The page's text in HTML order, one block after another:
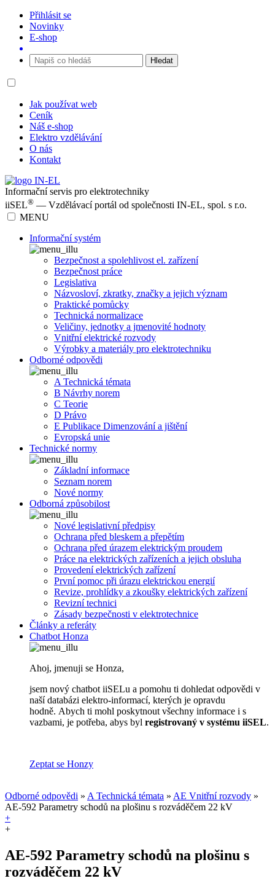
Přihlásit se
Novinky
E-shop
Jak používat web
Ceník
Náš e-shop
Elektro vzdělávání
O nás
Kontakt
Informační servis pro elektrotechniky
iiSEL® — Vzdělávací portál od společnosti IN-EL, spol. s r.o.
MENU
Informační systém
Bezpečnost a spolehlivost el. zařízení
Bezpečnost práce
Legislativa
Názvosloví, zkratky, značky a jejich význam
Praktické pomůcky
Technická normalizace
Veličiny, jednotky a jmenovité hodnoty
Vnitřní elektrické rozvody
Výrobky a materiály pro elektrotechniku
Odborné odpovědi
A Technická témata
B Návrhy norem
C Teorie
D Právo
E Publikace Dimenzování a jištění
Evropská unie
Technické normy
Základní informace
Seznam norem
Nové normy
Odborná způsobilost
Nové legislativní předpisy
Ochrana před bleskem a přepětím
Ochrana před úrazem elektrickým proudem
Práce na elektrických zařízeních a jejich obsluha
Provedení elektrických zařízení
První pomoc při úrazu elektrickou energií
Revize, prohlídky a zkoušky elektrických zařízení
Revizní technici
Zásady bezpečnosti v elektrotechnice
Články a referáty
Chatbot Honza
Ahoj, jmenuji se Honza,
jsem nový chatbot iiSELu a pomohu ti dohledat odpovědi v
naší databázi elektro-informací, kterých je opravdu
hodně. Abych ti mohl poskytnout všechny informace i s
vazbami, je potřeba, abys byl registrovaný v systému iiSEL.
Zeptat se Honzy
Odborné odpovědi » A Technická témata » AE Vnitřní rozvody »
AE-592 Parametry schodů na plošinu s rozváděčem 22 kV
+
+
AE-592 Parametry schodů na plošinu s
rozváděčem 22 kV